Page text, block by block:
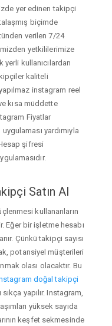
yer edinen takipçi
biçimde
verilen 7/24
yetkililerimize
kullanıcılardan
kaliteli
instagram reel
kısa müddette
Fiyatlar
yardımıyla
şifresi
Satın Al
kullananların
Eğer bir işletme hesabı
Çünkü takipçi sayısı
potansiyel müşterileri
olası olacaktır. Bu
doğal takipçi
yapılır. Instagram,
yüksek sayıda
keşfet sekmesinde